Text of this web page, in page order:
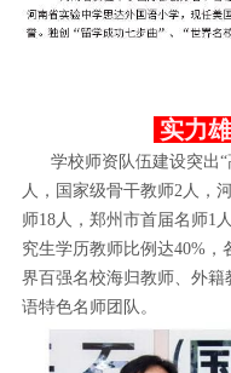
实力
学校师资队伍建设突出“
人，国家级骨干教师2人，
师18人，郑州市首届名师1
究生学历教师比例达40%
界百强名校海归教师、外
语特色名师团队。